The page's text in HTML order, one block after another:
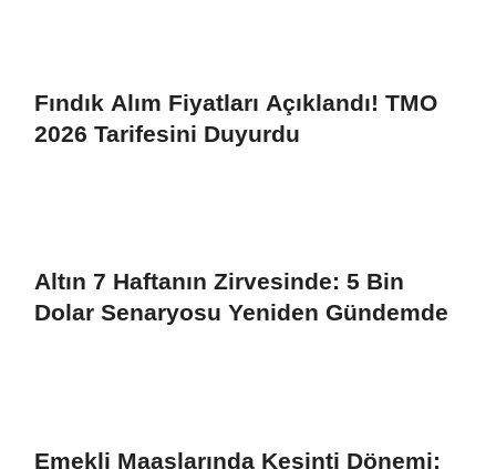
Fındık Alım Fiyatları Açıklandı! TMO
2026 Tarifesini Duyurdu
Altın 7 Haftanın Zirvesinde: 5 Bin
Dolar Senaryosu Yeniden Gündemde
Emekli Maaşlarında Kesinti Dönemi: